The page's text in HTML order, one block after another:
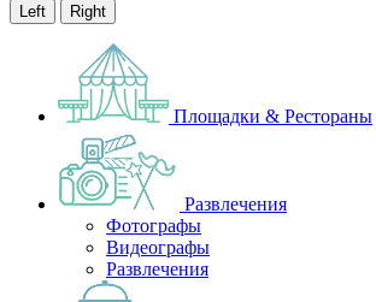
Left Right
Площадки & Рестораны
Развлечения
Фотографы
Видеографы
Развлечения